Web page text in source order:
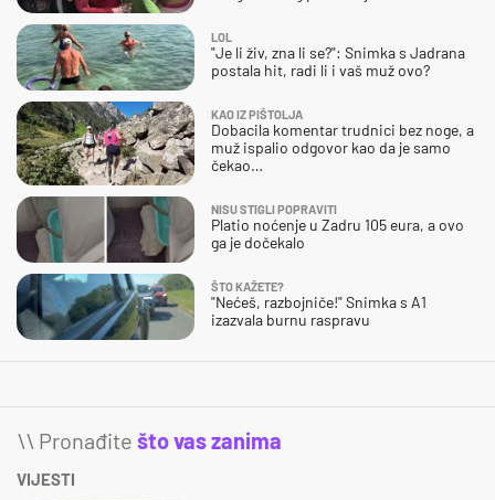
LOL
"Je li živ, zna li se?": Snimka s Jadrana
postala hit, radi li i vaš muž ovo?
KAO IZ PIŠTOLJA
Dobacila komentar trudnici bez noge, a
muž ispalio odgovor kao da je samo
čekao…
NISU STIGLI POPRAVITI
Platio noćenje u Zadru 105 eura, a ovo
ga je dočekalo
ŠTO KAŽETE?
"Nećeš, razbojniče!" Snimka s A1
izazvala burnu raspravu
\\ Pronađite što vas zanima
VIJESTI